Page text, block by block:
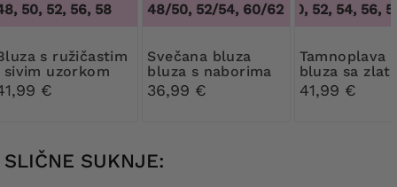
50, 52, 56, 58
sivim uzorkom
€
48/50, 52/54, 60/62
svečana bluza
bluza s naborima
36,99 €
48, 50, 52, 54, 56, 58,
Tamnoplava i bež
bluza sa
prugama
41,99 €
SLIČNE SUKNJE: